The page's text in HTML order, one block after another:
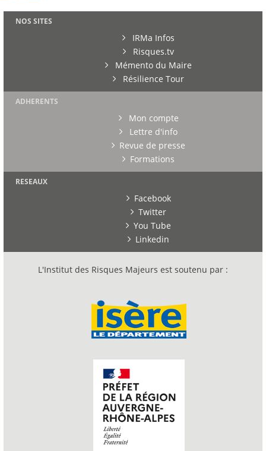
NOS SITES
IRMa Infos
Risques.tv
Mémento du Maire
Résilience Tour
ADHERENTS
Mon compte
Lettre d'info
Revue de presse
Formations
RESEAUX
Facebook
Twitter
You Tube
Linkedin
L'Institut des Risques Majeurs est soutenu par :